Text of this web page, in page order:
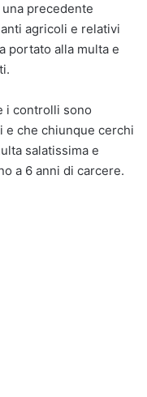
precedente
agricoli e relativi
portato alla multa e
i controlli sono
e che chiunque cerchi
salatissima e
a 6 anni di carcere.